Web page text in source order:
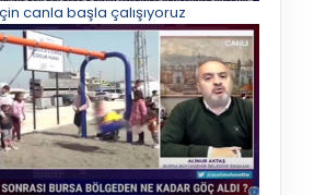
canla başla çalışıyoruz